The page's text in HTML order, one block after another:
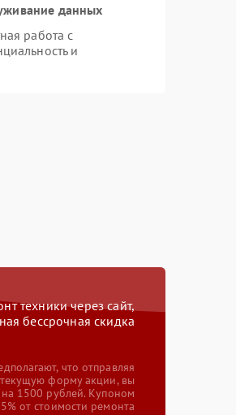
данных
работа с
и
техники через сайт,
бессрочная скидка
что отправляя
текущую форму акции, вы
на 1500 рублей. Купоном
от стоимости ремонта